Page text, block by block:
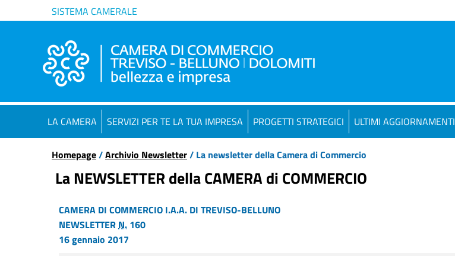
SISTEMA CAMERALE
LA CAMERA SERVIZI PER TE LA TUA IMPRESA PROGETTI STRATEGICI ULTIMI AGGIORNAMENTI
Homepage/Archivio Newsletter/ La newsletter della Camera di Commercio
La NEWSLETTER della CAMERA di COMMERCIO
CAMERA DI COMMERCIO I.A.A. DI TREVISO-BELLUNO
NEWSLETTERN. 160
16 gennaio 2017